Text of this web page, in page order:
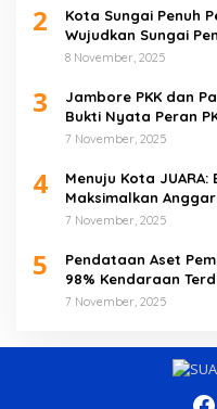
2
Kota Sungai Penuh
Wujudkan Sungai
8 November, 2025
3
Jambore PKK dan
Bukti Nyata Peran
Perekonomian
7 November, 2025
4
Menuju Kota
Maksimalkan
7 November, 2025
5
Pendataan Aset
98% Kendaraan
7 November, 2025